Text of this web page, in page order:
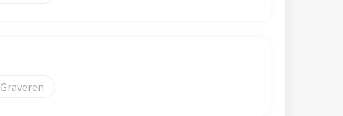
Graveren